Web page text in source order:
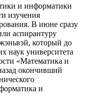
и информатики
изучения
В июне сразу
аспирантуру
который до
наук университета
«Математика и
окончивший
и